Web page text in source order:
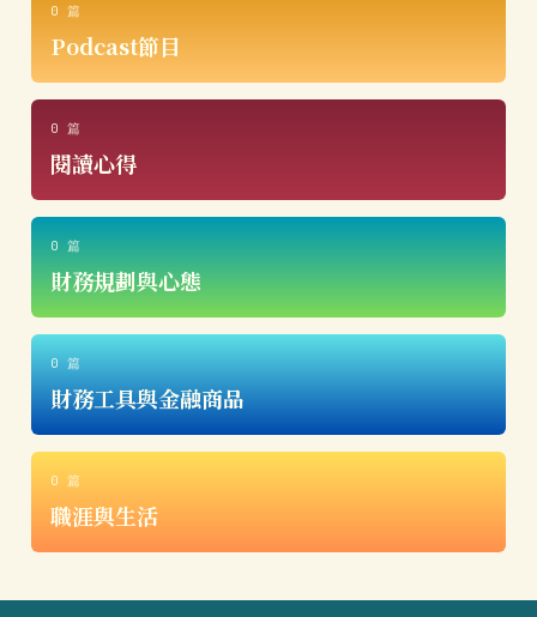
0 篇
Podcast節目
0 篇
閱讀心得
0 篇
財務規劃與心態
0 篇
財務工具與金融商品
0 篇
職涯與生活